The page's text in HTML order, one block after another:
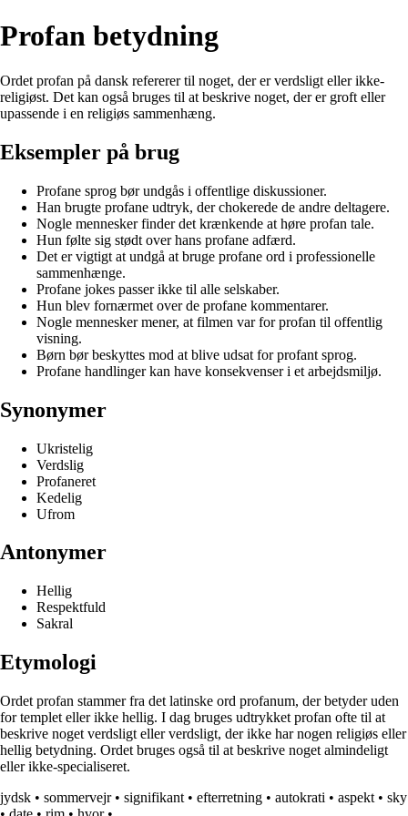
Profan betydning
Ordet profan på dansk refererer til noget, der er verdsligt eller ikke-
religiøst. Det kan også bruges til at beskrive noget, der er groft eller
upassende i en religiøs sammenhæng.
Eksempler på brug
Profane sprog bør undgås i offentlige diskussioner.
Han brugte profane udtryk, der chokerede de andre deltagere.
Nogle mennesker finder det krænkende at høre profan tale.
Hun følte sig stødt over hans profane adfærd.
Det er vigtigt at undgå at bruge profane ord i professionelle
sammenhænge.
Profane jokes passer ikke til alle selskaber.
Hun blev fornærmet over de profane kommentarer.
Nogle mennesker mener, at filmen var for profan til offentlig
visning.
Børn bør beskyttes mod at blive udsat for profant sprog.
Profane handlinger kan have konsekvenser i et arbejdsmiljø.
Synonymer
Ukristelig
Verdslig
Profaneret
Kedelig
Ufrom
Antonymer
Hellig
Respektfuld
Sakral
Etymologi
Ordet profan stammer fra det latinske ord profanum, der betyder uden
for templet eller ikke hellig. I dag bruges udtrykket profan ofte til at
beskrive noget verdsligt eller verdsligt, der ikke har nogen religiøs eller
hellig betydning. Ordet bruges også til at beskrive noget almindeligt
eller ikke-specialiseret.
jydsk • sommervejr• signifikant • efterretning • autokrati • aspekt • sky